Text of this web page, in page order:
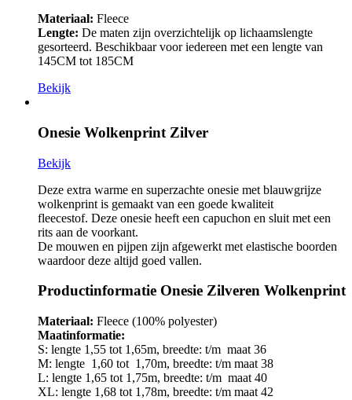
Materiaal: Fleece
Lengte: De maten zijn overzichtelijk op lichaamslengte
gesorteerd. Beschikbaar voor iedereen met een lengte van
145CM tot 185CM
Bekijk
Onesie Wolkenprint Zilver
Bekijk
Deze extra warme en superzachte onesie met blauwgrijze
wolkenprint is gemaakt van een goede kwaliteit
fleecestof. Deze onesie heeft een capuchon en sluit met een
rits aan de voorkant.
De mouwen en pijpen zijn afgewerkt met elastische boorden
waardoor deze altijd goed vallen.
Productinformatie Onesie Zilveren Wolkenprint
Materiaal: Fleece (100% polyester)
Maatinformatie:
S: lengte 1,55 tot 1,65m, breedte: t/m maat 36
M: lengte 1,60 tot 1,70m, breedte: t/m maat 38
L: lengte 1,65 tot 1,75m, breedte: t/m maat 40
XL: lengte 1,68 tot 1,78m, breedte: t/m maat 42